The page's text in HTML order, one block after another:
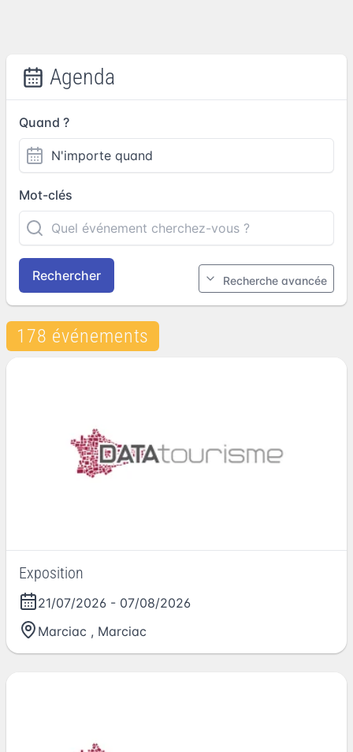
Agenda
Quand ?
Mot-clés
Rechercher Recherche avancée
178 événements
Exposition
21/07/2026 - 07/08/2026
Marciac , Marciac